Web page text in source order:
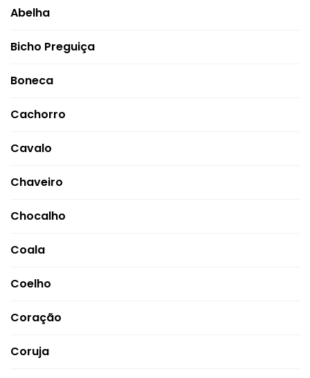
Abelha
Bicho Preguiça
Boneca
Cachorro
Cavalo
Chaveiro
Chocalho
Coala
Coelho
Coração
Coruja